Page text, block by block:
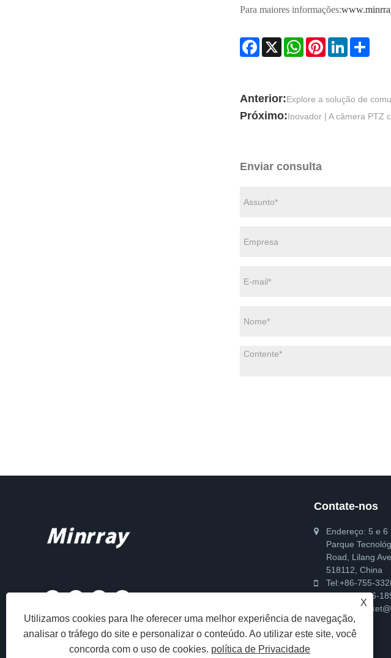
Para maiores informações:
Facebook
X WhatsAppPinterestLinkedIn
Anterior:Explore a solução de
Próximo:Inovador | A câmera PTZ
Enviar consulta
Contate-nos
Endereço: 5 e 6
Parque
Road, Lilang
518112, China
Tel:+86-755-
Telefone:+86-
X
Utilizamos cookies para lhe oferecer uma melhor experiência de navegação,
analisar o tráfego do site e personalizar o conteúdo. Ao utilizar este site, você
concorda com o uso de cookies. política de Privacidade